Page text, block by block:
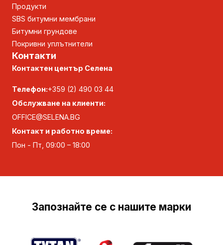
Продукти
SBS битумни мембрани
Битумни грундове
Покривни уплътнители
Контакти
Контактен център Селена
Телефон:+359 (2) 490 03 44
Обслужване на клиенти:
OFFICE@SELENA.BG
Контакт и работно време:
Пон - Пт, 09:00 – 18:00
Запознайте се с нашите марки